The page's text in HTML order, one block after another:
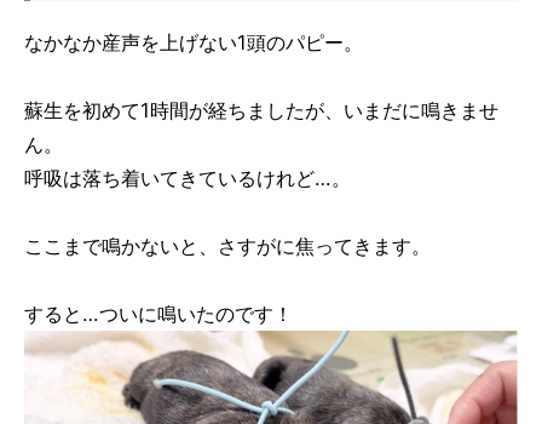
なかなか産声を上げない1頭のパピー。
蘇生を初めて1時間が経ちましたが、いまだに鳴きませ
ん。
呼吸は落ち着いてきているけれど…。
ここまで鳴かないと、さすがに焦ってきます。
すると…ついに鳴いたのです！